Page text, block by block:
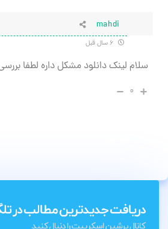
mahdi
سلام لینک دانلود مشکل داره لطفا
۰